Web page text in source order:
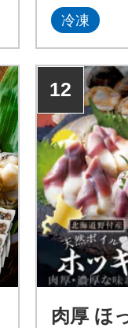
冷凍
12
肉厚 ほ